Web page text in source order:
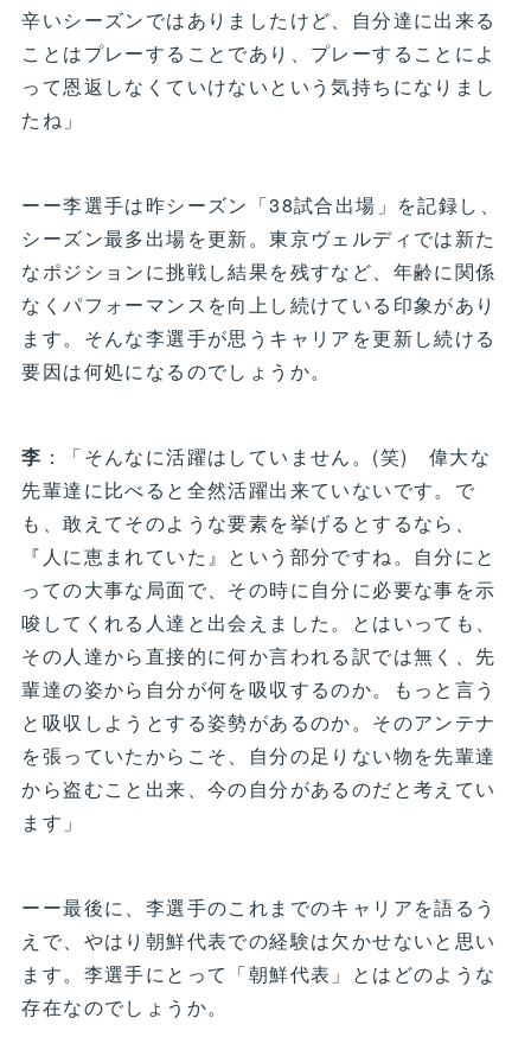
辛いシーズンではありましたけど、自分達に出来る
ことはプレーすることであり、プレーすることによ
って恩返しなくていけないという気持ちになりまし
たね」
ーー李選手は昨シーズン「38試合出場」を記録し、
シーズン最多出場を更新。東京ヴェルディでは新た
なポジションに挑戦し結果を残すなど、年齢に関係
なくパフォーマンスを向上し続けている印象があり
ます。そんな李選手が思うキャリアを更新し続ける
要因は何処になるのでしょうか。
李 ：「そんなに活躍はしていません。(笑) 偉大な
先輩達に比べると全然活躍出来ていないです。で
も、敢えてそのような要素を挙げるとするなら、
『人に恵まれていた』という部分ですね。自分にと
っての大事な局面で、その時に自分に必要な事を示
唆してくれる人達と出会えました。とはいっても、
その人達から直接的に何か言われる訳では無く、先
輩達の姿から自分が何を吸収するのか。もっと言う
と吸収しようとする姿勢があるのか。そのアンテナ
を張っていたからこそ、自分の足りない物を先輩達
から盗むこと出来、今の自分があるのだと考えてい
ます」
ーー最後に、李選手のこれまでのキャリアを語るう
えで、やはり朝鮮代表での経験は欠かせないと思い
ます。李選手にとって「朝鮮代表」とはどのような
存在なのでしょうか。